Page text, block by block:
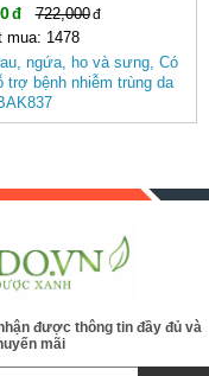
722,000
mua: 1478
ngứa, ho và sưng, Có
trợ bệnh nhiễm trùng da
được thông tin đầy đủ và
mãi